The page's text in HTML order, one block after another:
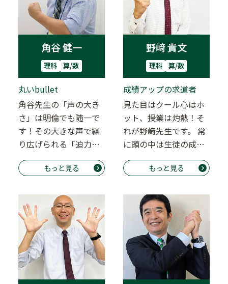
角谷 健一
理科 算/数
丸いbullet
角谷先生の「声の大き
さ」は明倫でも随一で
す！その大きな声で繰
り広げられる「迫力満
点」の授業は、ふだん
の教室授業だけでな
もっと見る
野﨑 貴文
理科 算/数
成績アップの求道者
見た目はクール心はホ
ット、授業は灼熱！そ
れが野﨑先生です。 常
に頭の中は生徒の成績
アップのことばかり。
「どうしたら成績…
もっと見る